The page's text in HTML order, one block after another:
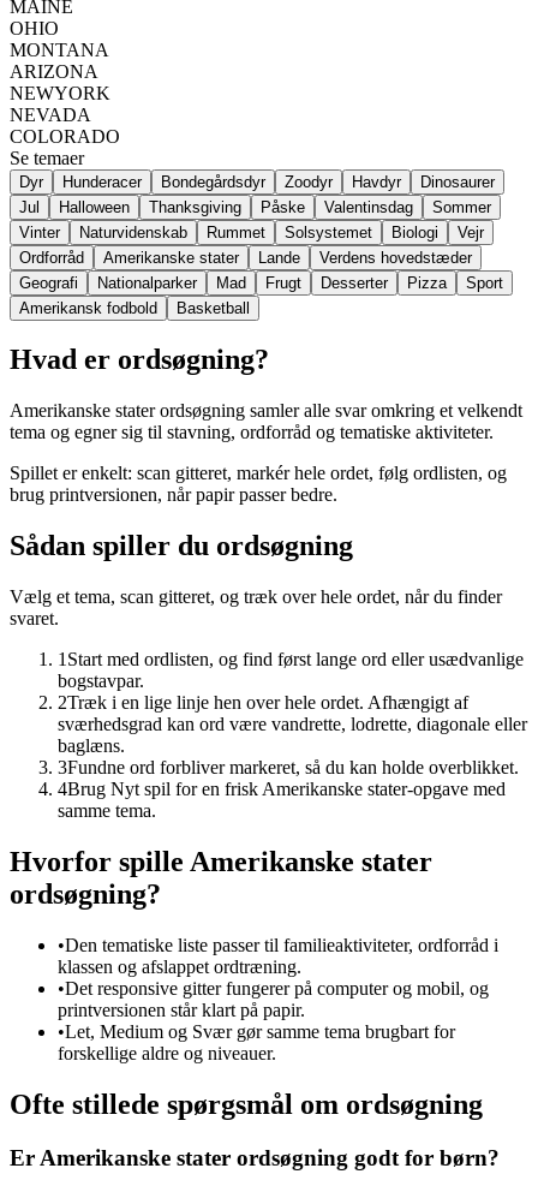
MAINE
OHIO
MONTANA
ARIZONA
NEWYORK
NEVADA
COLORADO
Se temaer
Dyr Hunderacer Bondegårdsdyr Zoodyr Havdyr
Dinosaurer
Jul
Halloween Thanksgiving Påske Valentinsdag
Sommer
Vinter
Naturvidenskab Rummet Solsystemet Biologi
Vejr
Ordforråd
Amerikanske stater Lande
Verdens hovedstæder
Geografi
Nationalparker Mad Frugt Desserter Pizza
Sport
Amerikansk fodbold
Basketball
Hvad er ordsøgning?
Amerikanske stater ordsøgning samler alle svar omkring et velkendt
tema og egner sig til stavning, ordforråd og tematiske aktiviteter.
Spillet er enkelt: scan gitteret, markér hele ordet, følg ordlisten, og
brug printversionen, når papir passer bedre.
Sådan spiller du ordsøgning
Vælg et tema, scan gitteret, og træk over hele ordet, når du finder
svaret.
1 Start med ordlisten, og find først lange ord eller usædvanlige
bogstavpar.
2Træk i en lige linje hen over hele ordet. Afhængigt af
sværhedsgrad kan ord være vandrette, lodrette, diagonale eller
baglæns.
3Fundne ord forbliver markeret, så du kan holde overblikket.
4Brug Nyt spil for en frisk Amerikanske stater-opgave med
samme tema.
Hvorfor spille Amerikanske stater
ordsøgning?
•Den tematiske liste passer til familieaktiviteter, ordforråd i
klassen og afslappet ordtræning.
•Det responsive gitter fungerer på computer og mobil, og
printversionen står klart på papir.
•Let, Medium og Svær gør samme tema brugbart for
forskellige aldre og niveauer.
Ofte stillede spørgsmål om ordsøgning
Er Amerikanske stater ordsøgning godt for børn?